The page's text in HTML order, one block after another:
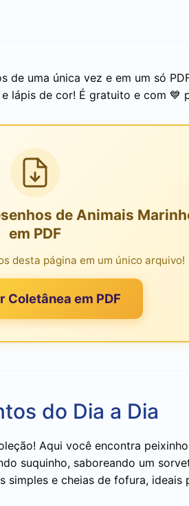
de uma única vez e em um só
lápis de cor! É gratuito e com 💙
de Animais
em PDF
desta página em um único arquivo!
Coletânea em PDF
do Dia a Dia
Aqui você encontra
suquinho, saboreando um
simples e cheias de fofura, ideais